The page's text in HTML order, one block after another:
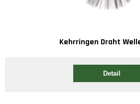
Kehrringen Draht
Detail